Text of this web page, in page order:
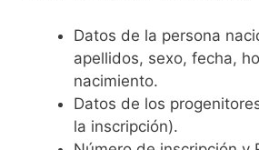
Datos de la persona
apellidos, sexo, fecha,
nacimiento.
Datos de los
la inscripción).